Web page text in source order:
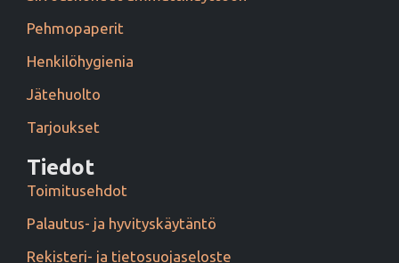
Pehmopaperit
Henkilöhygienia
Jätehuolto
Tarjoukset
Tiedot
Toimitusehdot
Palautus- ja hyvityskäytäntö
Rekisteri- ja tietosuojaseloste